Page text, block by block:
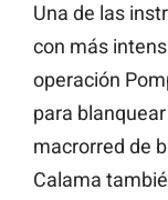
Una de las
con más
operación
para
macrorred de
Calama